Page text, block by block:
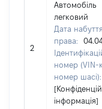
2
Автомобіль
легковий
Дата набуття
права:
номер (VIN-
номер шасі):
інформація]